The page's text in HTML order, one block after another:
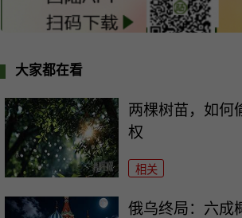
大家都在看
两棵树苗，如何
权
相关
俄乌终局：六成